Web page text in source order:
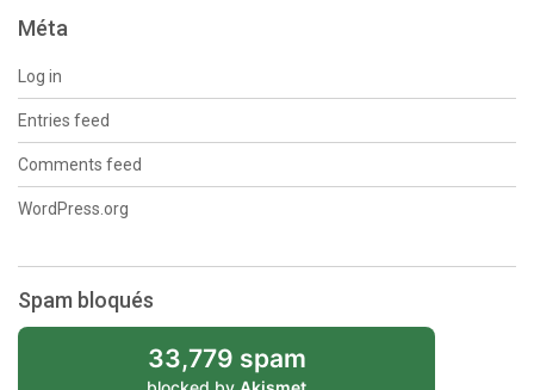
Méta
Log in
Entries feed
Comments feed
WordPress.org
Spam bloqués
33,779 spam